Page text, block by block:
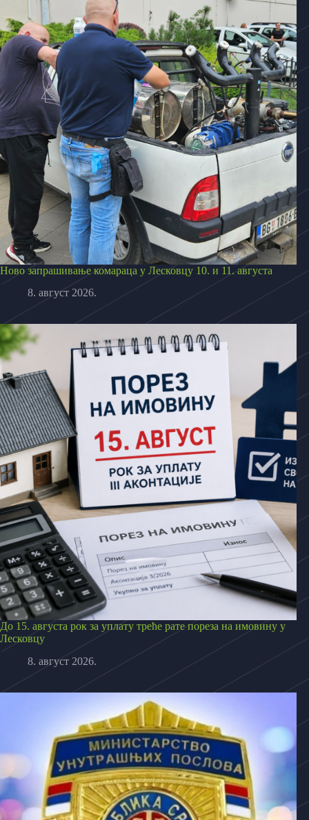
Ново запрашивање комараца у Лесковцу 10. и 11. августа
8. август 2026.
До 15. августа рок за уплату треће рате пореза на имовину у
Лесковцу
8. август 2026.